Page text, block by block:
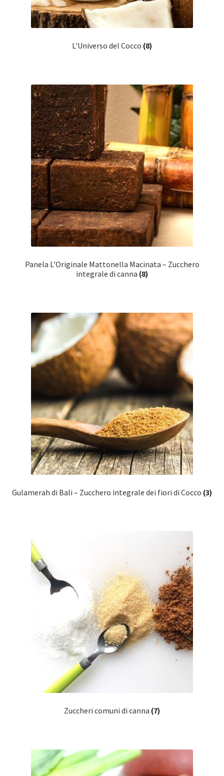
L'Universo del Cocco (8)
Panela L’Originale Mattonella Macinata – Zucchero
integrale di canna (8)
Gulamerah di Bali – Zucchero integrale dei fiori di Cocco (3)
Zuccheri comuni di canna (7)